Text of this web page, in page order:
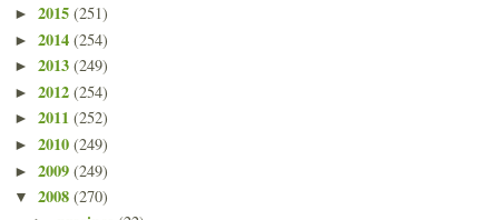
► 2015 (251)
► 2014 (254)
► 2013 (249)
► 2012 (254)
► 2011 (252)
► 2010 (249)
► 2009 (249)
▼ 2008 (270)